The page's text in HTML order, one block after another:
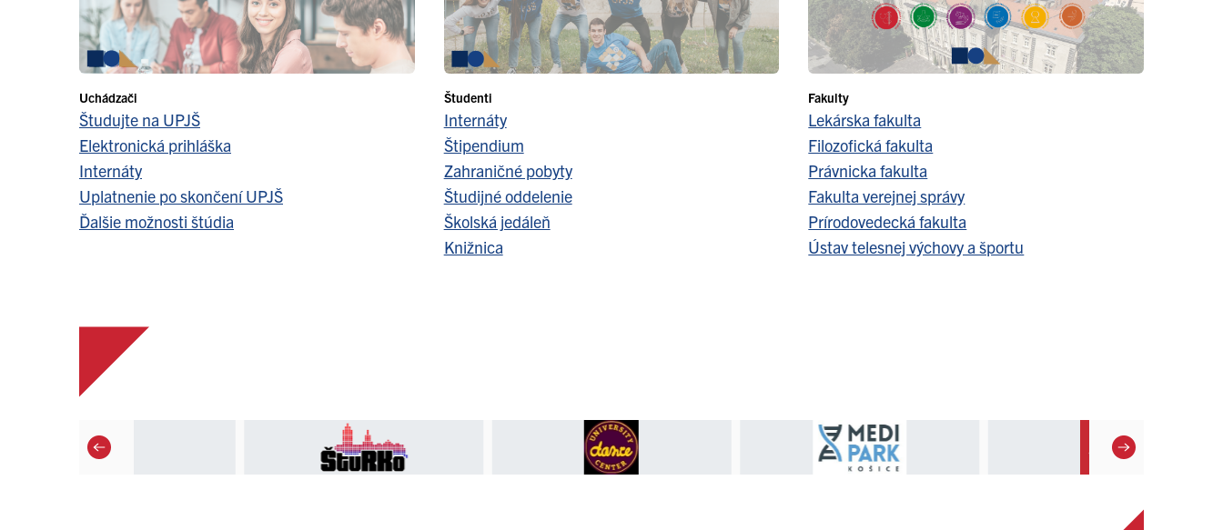
Uchádzači
Študujte na UPJŠ
Elektronická prihláška
Internáty
Uplatnenie po skončení UPJŠ
Ďalšie možnosti štúdia
Študenti
Internáty
Štipendium
Zahraničné pobyty
Študijné oddelenie
Školská jedáleň
Knižnica
Fakulty
Lekárska fakulta
Filozofická fakulta
Právnicka fakulta
Fakulta verejnej správy
Prírodovedecká fakulta
Ústav telesnej výchovy a športu